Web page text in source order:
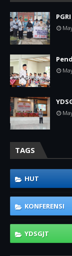
TAGS
HUT
KONFERENSI
YDSGJT